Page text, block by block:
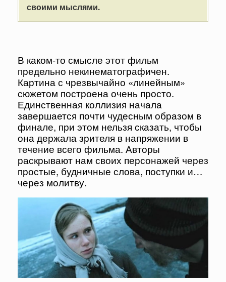
своими мыслями.
В каком-то смысле этот фильм
предельно некинематографичен.
Картина с чрезвычайно «линейным»
сюжетом построена очень просто.
Единственная коллизия начала
завершается почти чудесным образом в
финале, при этом нельзя сказать, чтобы
она держала зрителя в напряжении в
течение всего фильма. Авторы
раскрывают нам своих персонажей через
простые, будничные слова, поступки и…
через молитву.